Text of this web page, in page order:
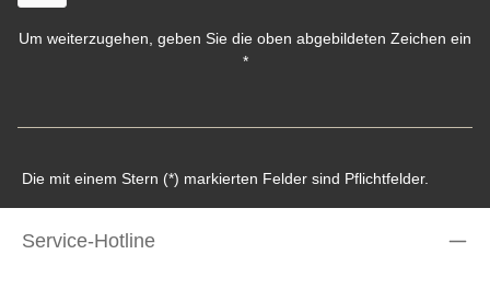
Um weiterzugehen, geben Sie die oben abgebildeten Zeichen ein
*
Die mit einem Stern (*) markierten Felder sind Pflichtfelder.
Service-Hotline